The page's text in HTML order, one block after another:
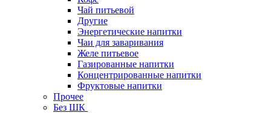
Чай питьевой
Другие
Энергетические напитки
Чаи для заваривания
Желе питьевое
Газированные напитки
Концентрированные напитки
Фруктовые напитки
Прочее
Без ШК